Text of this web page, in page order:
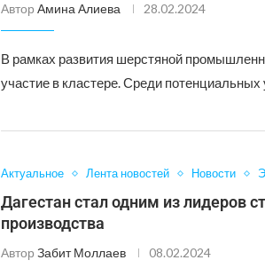
Автор Амина Алиева 28.02.2024
В рамках развития шерстяной
участие в кластере. Среди потенциальных
Актуальное Лента новостей Новости
Дагестан стал одним из лидеров
производства
Автор Забит Моллаев 08.02.2024